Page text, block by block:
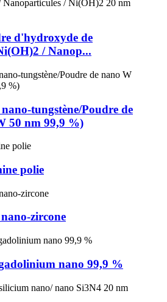
d'hydroxyde de
/ Nanop...
tungstène/Poudre de
50 nm 99,9 %)
polie
zircone
nano 99,9 %